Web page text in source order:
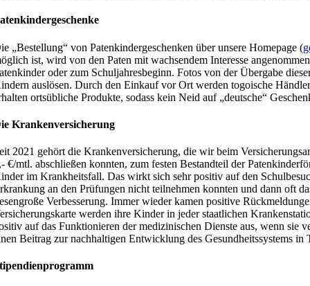
„Bestellung“ von Patenkindergeschenken über unsere Homepage (
ist, wird von den Paten mit wachsendem Interesse
oder zum Schuljahresbeginn. Fotos von der Übergabe
auslösen. Durch den Einkauf vor Ort werden togoische
ortsübliche Produkte, sodass kein Neid auf „deutsche“
Krankenversicherung
2021 gehört die Krankenversicherung, die wir beim
€/mtl. abschließen konnten, zum festen Bestandteil der
im Krankheitsfall. Das wirkt sich sehr positiv auf den
an den Prüfungen nicht teilnehmen konnten und dann oft
Verbesserung. Immer wieder kamen positive
werden ihre Kinder in jeder staatlichen
auf das Funktionieren der medizinischen Dienste aus, wenn sie
Beitrag zur nachhaltigen Entwicklung des Gesundheitssystems in